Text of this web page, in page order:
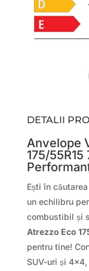
DETALII
Anvelope
175/
Ești în
un echilibru
combustibil și
Atrezzo Eco
pentru tine!
SUV-uri și